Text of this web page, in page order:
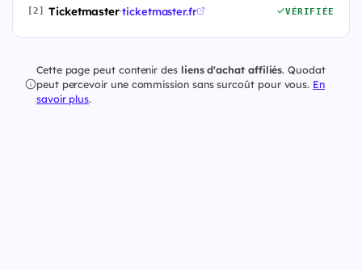
[2] Ticketmaster·ticketmaster.fr VÉRIFIÉE
Cette page peut contenir des liens d'achat affiliés. Quodat
peut percevoir une commission sans surcoût pour vous. En
savoir plus.